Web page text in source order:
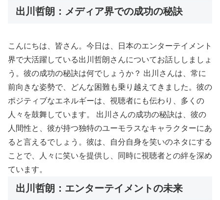
出川哲朗：メディア界での成功の秘訣
こんにちは、皆さん。今日は、日本のエンターテイメント
界で大活躍している出川哲朗さんについてお話ししましょ
う。彼の成功の秘訣は何でしょうか？ 出川さんは、常に
前向きな姿勢で、どんな困難も乗り越えてきました。彼の
ポジティブなエネルギーは、視聴者にも伝わり、多くの
人々を鼓舞しています。 出川さんの成功の秘訣は、彼の
人間性と、彼が持つ独特のユーモラスなキャラクターにあ
ると言えるでしょう。彼は、自分自身を笑いのネタにする
ことで、人々に笑いを提供し、同時に視聴者との絆を深め
ています。
出川哲朗：エンターテイメントの未来